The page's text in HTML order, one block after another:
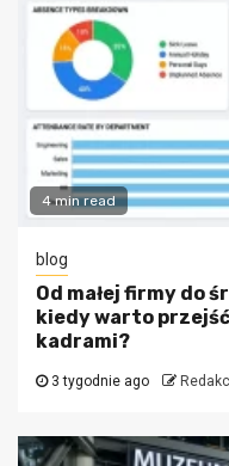
4 min read
blog
Od małej firmy do
kiedy warto
kadrami?
3 tygodnie ago